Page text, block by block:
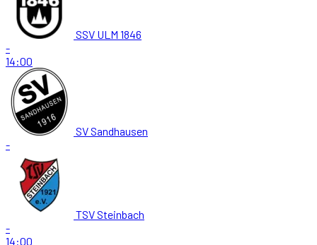
SSV ULM 1846
-
14:00
SV Sandhausen
-
TSV Steinbach
-
14:00